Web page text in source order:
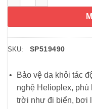
SKU: SP519490
Bảo vệ da khỏi tác
nghệ Helioplex, phù
trời như đi biển, bơi